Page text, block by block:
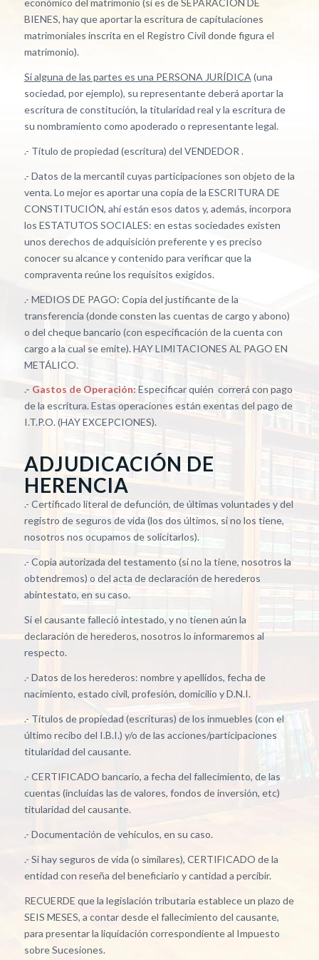
económico del matrimonio (si es de SEPARACIÓN DE
BIENES, hay que aportar la escritura de capitulaciones
matrimoniales inscrita en el Registro Civil donde figura el
matrimonio).
Si alguna de las partes es una PERSONA JURÍDICA (una
sociedad, por ejemplo), su representante deberá aportar la
escritura de constitución, la titularidad real y la escritura de
su nombramiento como apoderado o representante legal.
.- Título de propiedad (escritura) del VENDEDOR .
.- Datos de la mercantil cuyas participaciones son objeto de la
venta. Lo mejor es aportar una copia de la ESCRITURA DE
CONSTITUCIÓN, ahí están esos datos y, además, incorpora
los ESTATUTOS SOCIALES: en estas sociedades existen
unos derechos de adquisición preferente y es preciso
conocer su alcance y contenido para verificar que la
compraventa reúne los requisitos exigidos.
.- MEDIOS DE PAGO: Copia del justificante de la
transferencia (donde consten las cuentas de cargo y abono)
o del cheque bancario (con especificación de la cuenta con
cargo a la cual se emite). HAY LIMITACIONES AL PAGO EN
METÁLICO.
.- Gastos de Operación: Especificar quién correrá con pago
de la escritura. Estas operaciones están exentas del pago de
I.T.P.O. (HAY EXCEPCIONES).
ADJUDICACIÓN DE
HERENCIA
.- Certificado literal de defunción, de últimas voluntades y del
registro de seguros de vida (los dos últimos, si no los tiene,
nosotros nos ocupamos de solicitarlos).
.- Copia autorizada del testamento (si no la tiene, nosotros la
obtendremos) o del acta de declaración de herederos
abintestato, en su caso.
Si el causante falleció intestado, y no tienen aún la
declaración de herederos, nosotros lo informaremos al
respecto.
.- Datos de los herederos: nombre y apellidos, fecha de
nacimiento, estado civil, profesión, domicilio y D.N.I.
.- Títulos de propiedad (escrituras) de los inmuebles (con el
último recibo del I.B.I.) y/o de las acciones/participaciones
titularidad del causante.
.- CERTIFICADO bancario, a fecha del fallecimiento, de las
cuentas (incluídas las de valores, fondos de inversión, etc)
titularidad del causante.
.- Documentación de vehículos, en su caso.
.- Si hay seguros de vida (o similares), CERTIFICADO de la
entidad con reseña del beneficiario y cantidad a percibir.
RECUERDE que la legislación tributaria establece un plazo de
SEIS MESES, a contar desde el fallecimiento del causante,
para presentar la liquidación correspondiente al Impuesto
sobre Sucesiones.